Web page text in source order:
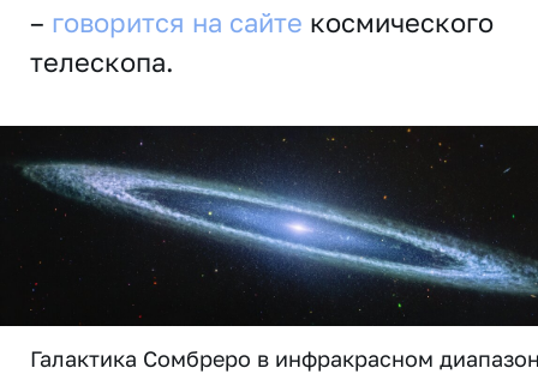
– говорится на сайте космического
телескопа.
Галактика Сомбреро в инфракрасном